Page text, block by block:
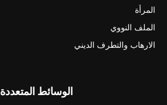
المرأة
الملف النووي
الارهاب والتطرف الديني
الوسائط المتعددة